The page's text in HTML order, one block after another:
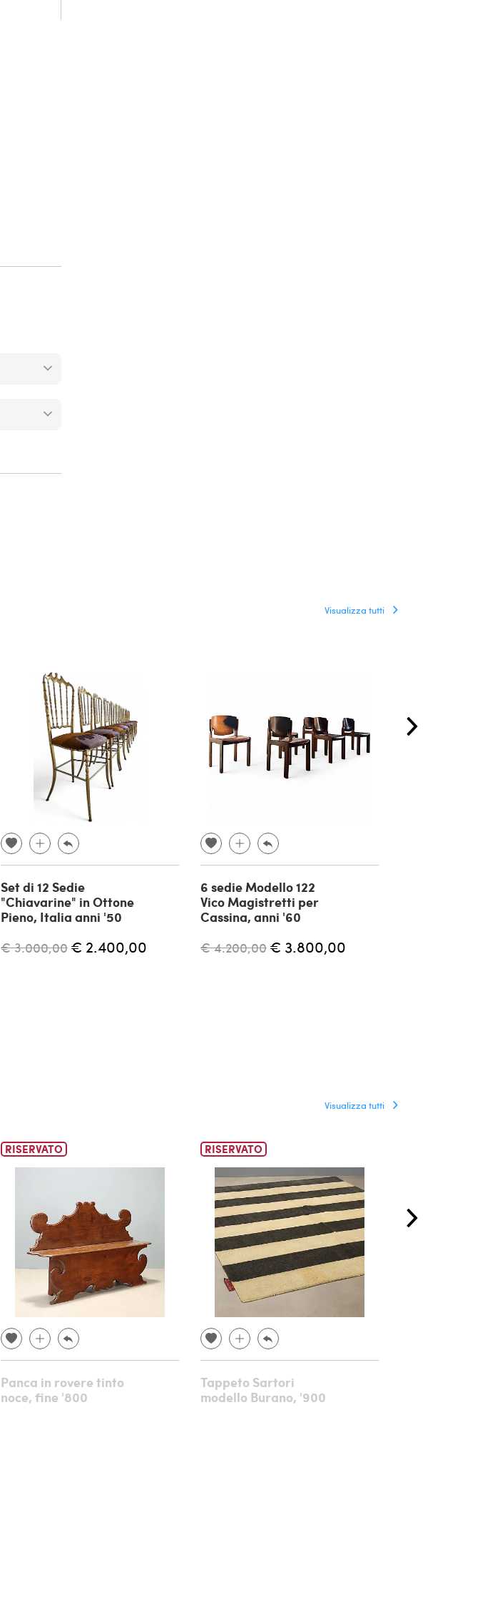
Visualizza tutti
Set di 12 Sedie
"Chiavarine" in Ottone
Pieno, Italia anni '50
€ 3.000,00 € 2.400,00
6 sedie Modello 122
Vico Magistretti per
Cassina, anni '60
€ 4.200,00 € 3.800,00
Visualizza tutti
RISERVATO
Panca in rovere tinto
noce, fine '800
RISERVATO
Tappeto Sartori
modello Burano, '900